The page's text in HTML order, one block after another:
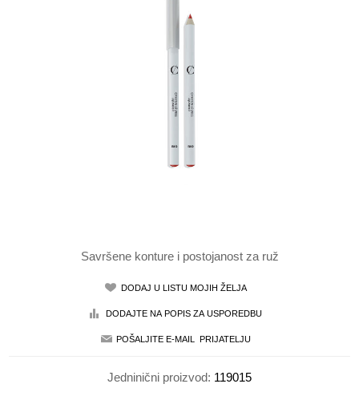
Savršene konture i postojanost za ruž
Jedninični proizvod: 119015